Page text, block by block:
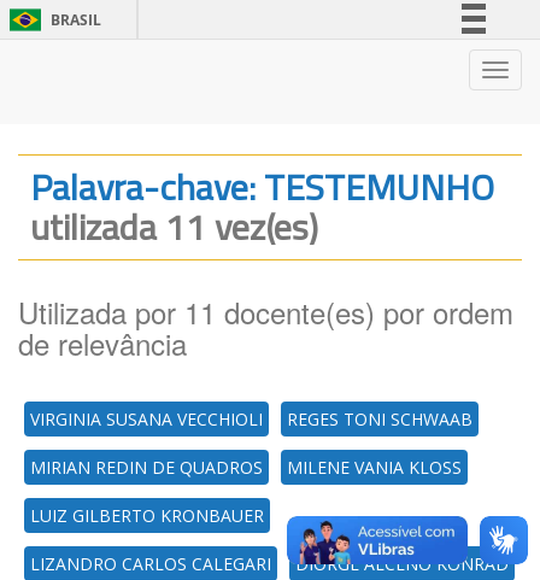
BRASIL
Legislação
Palavra-chave: TESTEMUNHO
utilizada 11 vez(es)
Utilizada por 11 docente(es) por ordem
de relevância
VIRGINIA SUSANA VECCHIOLI REGES TONI SCHWAAB
MIRIAN REDIN DE QUADROS MILENE VANIA KLOSS
LUIZ GILBERTO KRONBAUER
LIZANDRO CARLOS CALEGARI DIORGE ALCENO KONRAD